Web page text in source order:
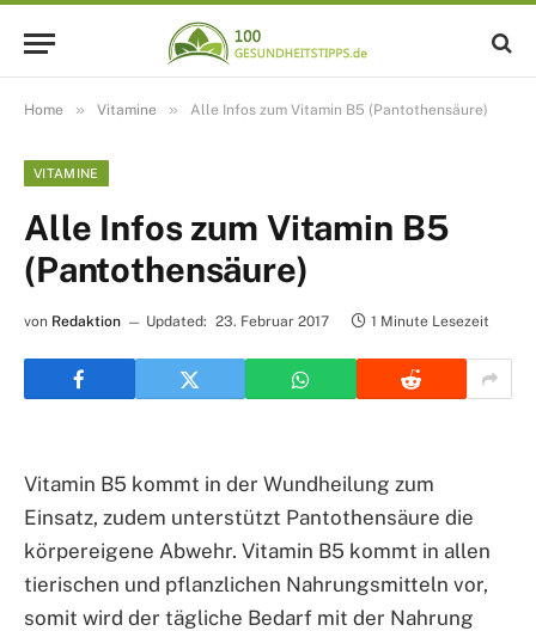
Home » Vitamine » Alle Infos zum Vitamin B5 (Pantothensäure)
VITAMINE
Alle Infos zum Vitamin B5
(Pantothensäure)
von Redaktion Updated: 23. Februar 2017 1 Minute Lesezeit
Vitamin B5 kommt in der Wundheilung zum
Einsatz, zudem unterstützt Pantothensäure die
körpereigene Abwehr. Vitamin B5 kommt in allen
tierischen und pflanzlichen Nahrungsmitteln vor,
somit wird der tägliche Bedarf mit der Nahrung